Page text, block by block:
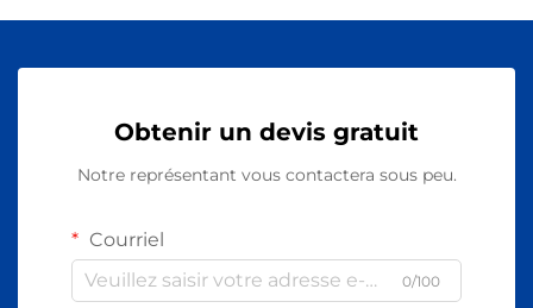
Obtenir un devis gratuit
Notre représentant vous contactera sous peu.
Courriel
0/100